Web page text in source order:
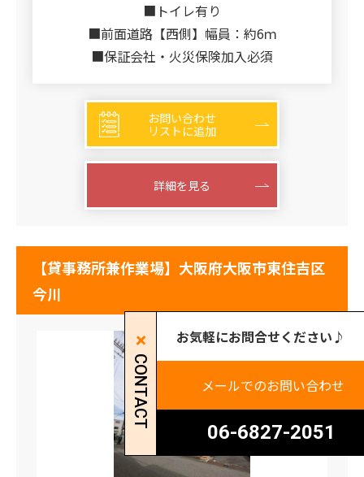
■トイレ有り
■前面道路【西側】幅員：約6ｍ
■保証会社・火災保険加入必須
お問い合わせ
リストに追加
詳細を見る
【貸事務所兼作業場】大阪府大阪市東住吉区
今川
CONTACT
お気軽にお問合せください♪
メールでのお問い合わせ
06-6827-2051